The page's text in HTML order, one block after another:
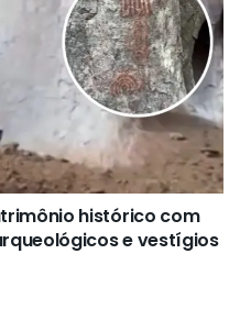
histórico com
e vestígios